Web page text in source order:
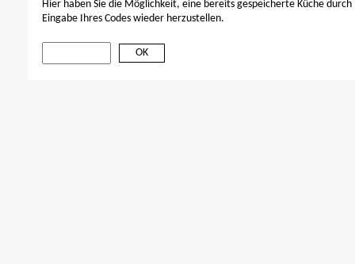
Hier haben Sie die Möglichkeit, eine bereits gespeicherte Küche durch
Eingabe Ihres Codes wieder herzustellen.
OK